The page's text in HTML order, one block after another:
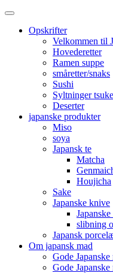
Opskrifter
Velkommen til
Hovederetter
Ramen suppe
småretter/snaks
Sushi
Syltninger
Deserter
japanske produkter
Miso
soya
Japansk te
Matcha
Houjicha
Sake
Japanske knive
slibning
Japansk
Om japansk mad
Gode
Gode